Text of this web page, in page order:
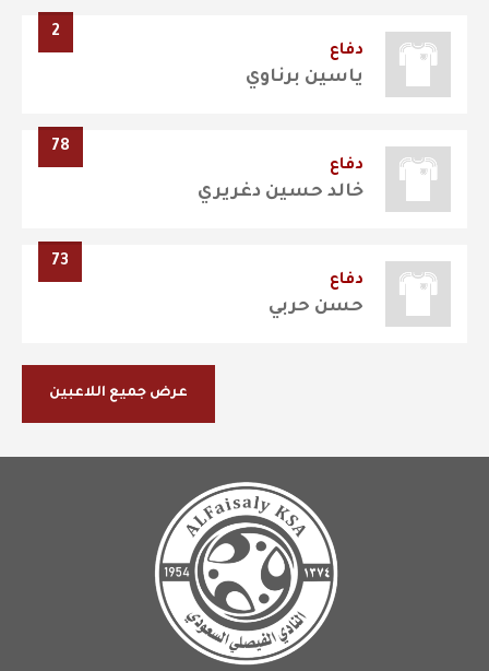
2
دفاع
ياسين برناوي
78
دفاع
خالد حسين دغريري
73
دفاع
حسن حربي
عرض جميع اللاعبين